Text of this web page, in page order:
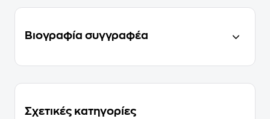
Βιογραφία συγγραφέα
Σχετικές κατηγορίες